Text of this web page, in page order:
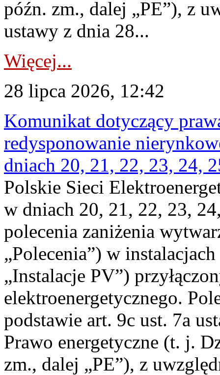
późn. zm., dalej „PE”), z
ustawy z dnia 28...
Więcej...
28 lipca 2026, 12:42
Komunikat dotyczący
redysponowanie
dniach 20, 21, 22, 23, 24,
Polskie Sieci
w dniach 20, 21, 22, 23,
polecenia zaniżenia
„Polecenia”) w
„Instalacje PV”)
elektroenergetycznego.
podstawie art. 9c ust. 7a
Prawo energetyczne (t. j.
zm., dalej „PE”), z